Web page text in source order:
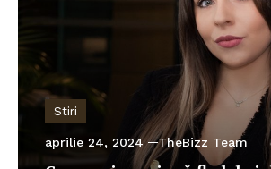
Stiri
aprilie 24, 2024 TheBizz Team